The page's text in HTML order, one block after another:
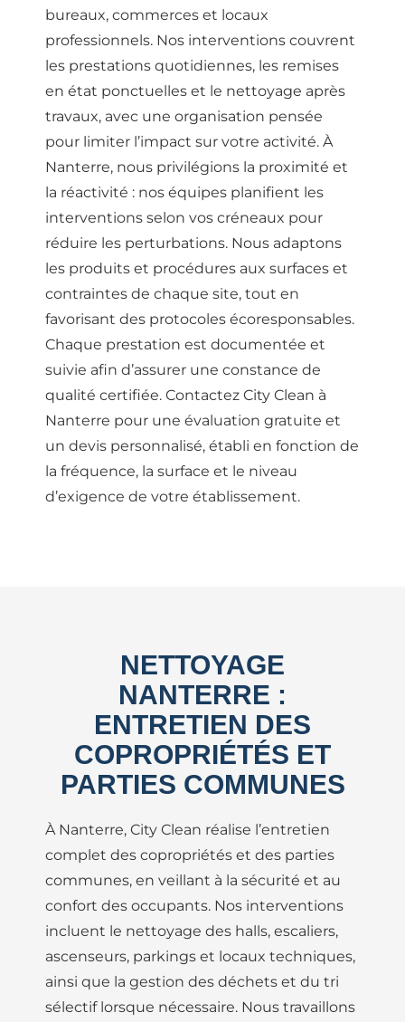
bureaux, commerces et locaux
professionnels. Nos interventions couvrent
les prestations quotidiennes, les remises
en état ponctuelles et le nettoyage après
travaux, avec une organisation pensée
pour limiter l’impact sur votre activité. À
Nanterre, nous privilégions la proximité et
la réactivité : nos équipes planifient les
interventions selon vos créneaux pour
réduire les perturbations. Nous adaptons
les produits et procédures aux surfaces et
contraintes de chaque site, tout en
favorisant des protocoles écoresponsables.
Chaque prestation est documentée et
suivie afin d’assurer une constance de
qualité certifiée. Contactez City Clean à
Nanterre pour une évaluation gratuite et
un devis personnalisé, établi en fonction de
la fréquence, la surface et le niveau
d’exigence de votre établissement.
NETTOYAGE
NANTERRE :
ENTRETIEN DES
COPROPRIÉTÉS ET
PARTIES COMMUNES
À Nanterre, City Clean réalise l’entretien
complet des copropriétés et des parties
communes, en veillant à la sécurité et au
confort des occupants. Nos interventions
incluent le nettoyage des halls, escaliers,
ascenseurs, parkings et locaux techniques,
ainsi que la gestion des déchets et du tri
sélectif lorsque nécessaire. Nous travaillons